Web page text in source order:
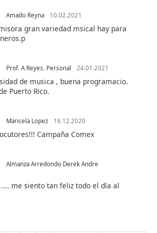
Amado Reyna 10.02.2021
gran variedad msical hay para
Prof. A Reyes. Personal 24.01.2021
de musica , buena programacio.
Puerto Rico.
Maricela Lopez 16.12.2020
Campaña Comex
Almanza Arredondo Derek Andre
me siento tan feliz todo el día al